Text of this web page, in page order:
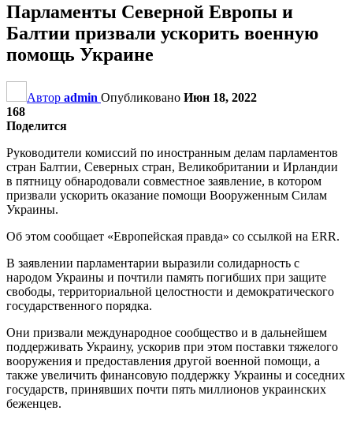
Парламенты Северной Европы и
Балтии призвали ускорить военную
помощь Украине
Автор admin Опубликовано Июн 18, 2022
168
Поделится
Руководители комиссий по иностранным делам парламентов
стран Балтии, Северных стран, Великобритании и Ирландии
в пятницу обнародовали совместное заявление, в котором
призвали ускорить оказание помощи Вооруженным Силам
Украины.
Об этом сообщает «Европейская правда» со ссылкой на ERR.
В заявлении парламентарии выразили солидарность с
народом Украины и почтили память погибших при защите
свободы, территориальной целостности и демократического
государственного порядка.
Они призвали международное сообщество и в дальнейшем
поддерживать Украину, ускорив при этом поставки тяжелого
вооружения и предоставления другой военной помощи, а
также увеличить финансовую поддержку Украины и соседних
государств, принявших почти пять миллионов украинских
беженцев.